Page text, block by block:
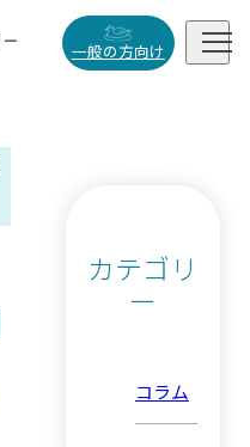

一般の方向け 
カテゴリ
ー
コラム